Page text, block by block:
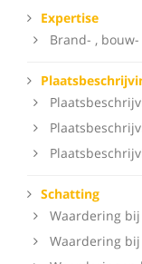
Expertise
Brand- ,
Schatting
Waardering
Waardering